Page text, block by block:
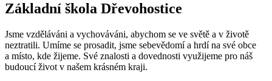
Základní škola Dřevohostice
Jsme vzděláváni a vychováváni, abychom se ve světě a v životě
neztratili. Umíme se prosadit, jsme sebevědomí a hrdí na své obce
a místo, kde žijeme. Své znalosti a dovednosti využijeme pro náš
budoucí život v našem krásném kraji.